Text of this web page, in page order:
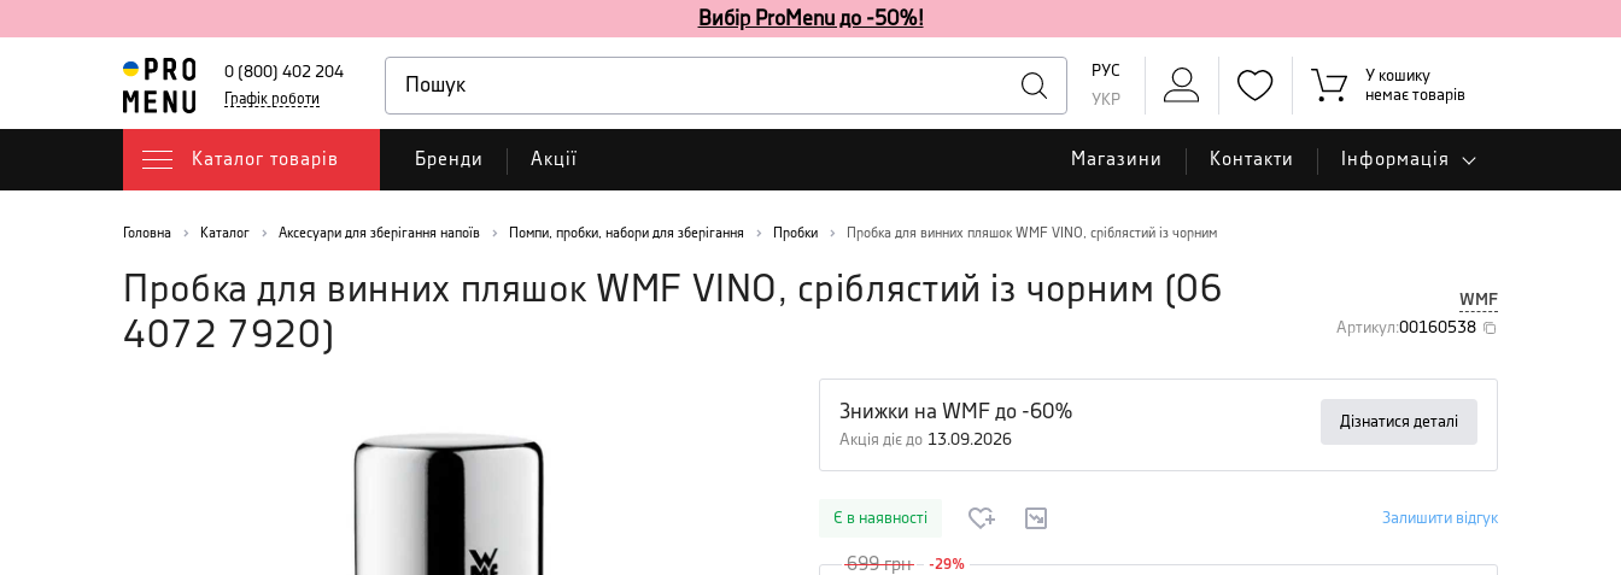
Вибір ProMenu до -50%!
0 (800) 402 204
Графік роботи
РУС
УКР
У кошику
немає товарів
Каталог товарів Бренди Акції Магазини Контакти Інформація
Головна Каталог Аксесуари для зберігання напоїв Помпи, пробки, набори для зберігання Пробки Пробка для винних пляшок WMF VINO, сріблястий із чорним
Пробка для винних пляшок WMF VINO, сріблястий із чорним (06
4072 7920 )
WMF
Артикул:00160538
Знижки на WMF до -60%
Акція діє до 13.09.2026
Дізнатися деталі
Є в наявності Залишити відгук
699грн -29%